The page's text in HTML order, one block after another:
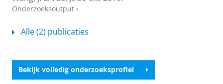
Onderzoeksoutput ›
Alle (2) publicaties
Bekijk volledig onderzoeksprofiel